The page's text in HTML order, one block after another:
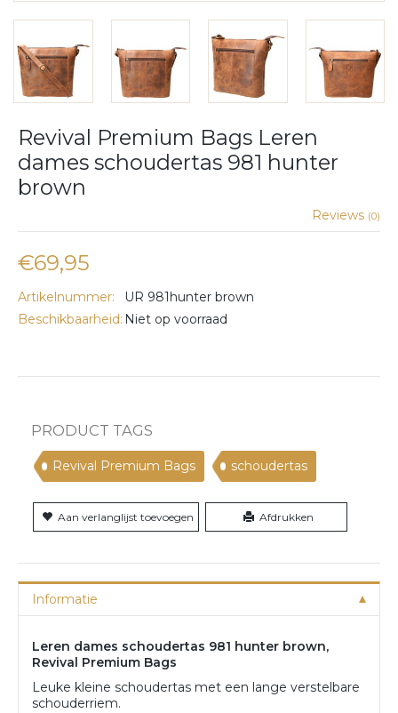
Revival Premium Bags Leren
dames schoudertas 981 hunter
brown
Reviews (0)
€69,95
Artikelnummer:
UR 981hunter brown
Beschikbaarheid: Niet op voorraad
PRODUCT TAGS
Revival Premium Bags schoudertas
Aan verlanglijst toevoegen Afdrukken
Informatie
Leren dames schoudertas 981 hunter brown,
Revival Premium Bags
Leuke kleine schoudertas met een lange verstelbare
schouderriem.